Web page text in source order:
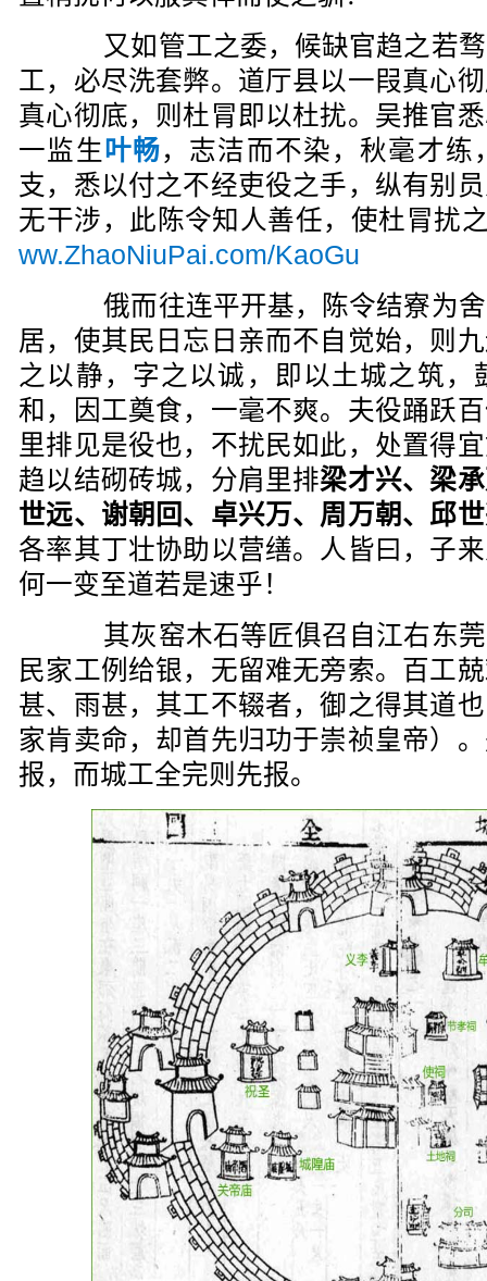
又如管工之委，候缺官趋之若骛
工，必尽洗套弊。道厅县以一叚真心
真心彻底，则杜冐即以杜扰。吴推官
一监生叶畅，志洁而不染，秋毫才
支，悉以付之不经吏役之手，纵有别
无干涉，此陈令知人善任，使杜冐扰
ww.ZhaoNiuPai.com/KaoGu
俄而往连平开基，陈令结寮为舍
居，使其民日忘日亲而不自觉始，则
之以静，字之以诚，即以土城之筑，
和，因工奠食，一毫不爽。夫役踊跃
里排见是役也，不扰民如此，处置得
趋以结砌砖城，分肩里排梁才兴、梁
世远、谢朝回、卓兴万、周万朝、邱
各率其丁壮协助以营缮。人皆曰，子
何一变至道若是速乎！
其灰窑木石等匠俱召自江右东莞
民家工例给银，无留难无旁索。百工
甚、雨甚，其工不辍者，御之得其道
家肯卖命，却首先归功于崇祯皇帝）
报，而城工全完则先报。